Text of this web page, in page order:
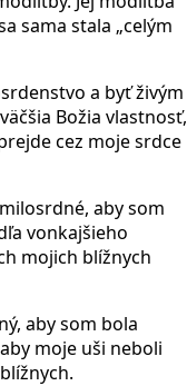
sama stala „celým
a byť živým
Božia vlastnosť,
cez moje srdce
aby som
vonkajšieho
mojich blížnych
aby som bola
moje uši neboli